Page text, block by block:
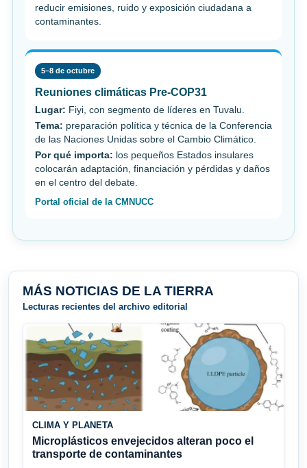
reducir emisiones, ruido y exposición ciudadana a
contaminantes.
5–8 de octubre
Reuniones climáticas Pre-COP31
Lugar: Fiyi, con segmento de líderes en Tuvalu.
Tema: preparación política y técnica de la Conferencia
de las Naciones Unidas sobre el Cambio Climático.
Por qué importa: los pequeños Estados insulares
colocarán adaptación, financiación y pérdidas y daños
en el centro del debate.
Portal oficial de la CMNUCC
MÁS NOTICIAS DE LA TIERRA
Lecturas recientes del archivo editorial
CLIMA Y PLANETA
Microplásticos envejecidos alteran poco el
transporte de contaminantes